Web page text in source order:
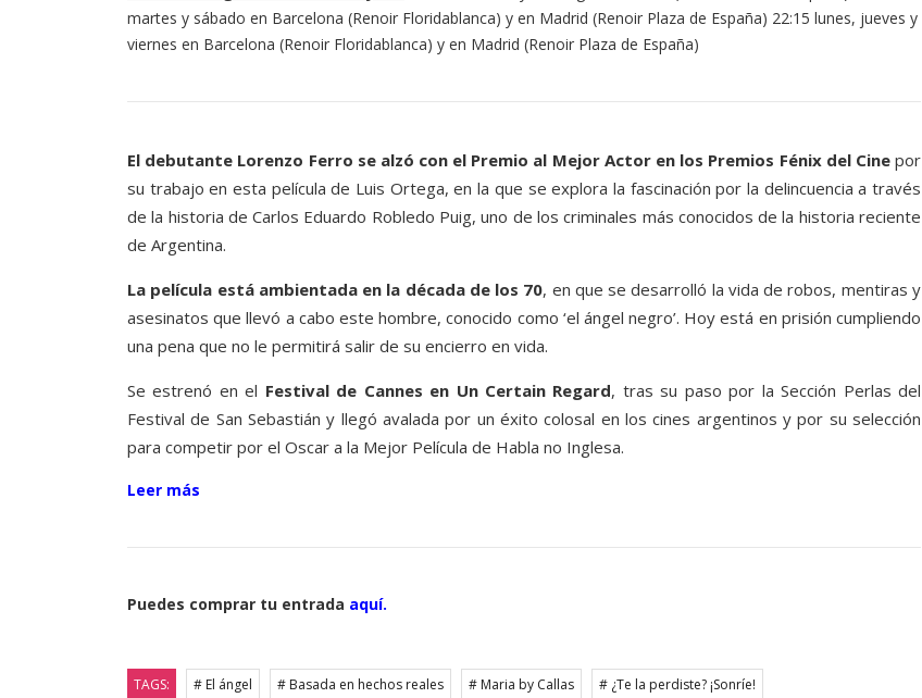
martes y sábado en Barcelona (Renoir Floridablanca) y en Madrid (Renoir Plaza de España) 22:15 lunes, jueves y
viernes en Barcelona (Renoir Floridablanca) y en Madrid (Renoir Plaza de España)
El debutante Lorenzo Ferro se alzó con el Premio al Mejor Actor en los Premios Fénix del Cinepor
su trabajo en esta película de Luis Ortega, en la que se explora la fascinación por la delincuencia a través
de la historia de Carlos Eduardo Robledo Puig, uno de los criminales más conocidos de la historia reciente
de Argentina.
La película está ambientada en la década de los 70, en que se desarrolló la vida de robos, mentiras y
asesinatos que llevó a cabo este hombre, conocido como ‘el ángel negro’. Hoy está en prisión cumpliendo
una pena que no le permitirá salir de su encierro en vida.
Se estrenó en el Festival de Cannes en Un Certain Regard, tras su paso por la Sección Perlas del
Festival de San Sebastián y llegó avalada por un éxito colosal en los cines argentinos y por su selección
para competir por el Oscar a la Mejor Película de Habla no Inglesa.
Leer más
Puedes comprar tu entrada aquí.
TAGS: # El ángel # Basada en hechos reales # Maria by Callas # ¿Te la perdiste? ¡Sonríe!